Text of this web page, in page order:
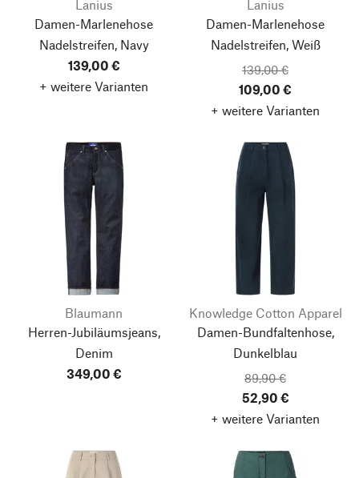
Lanius
Damen-Marlenehose
Nadelstreifen, Navy
139,00 €
+ weitere Varianten
Lanius
Damen-Marlenehose
Nadelstreifen, Weiß
139,00 €
109,00 €
+ weitere Varianten
Blaumann
Herren-Jubiläumsjeans,
Denim
349,00 €
Knowledge Cotton Apparel
Damen-Bundfaltenhose,
Dunkelblau
89,90 €
52,90 €
+ weitere Varianten